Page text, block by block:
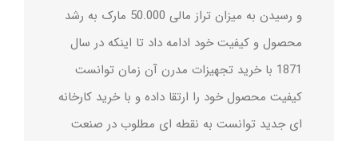
و رسیدن به میزان تراز مالی 50.000 مارک به رشد
محصول و کیفیت خود ادامه داد تا اینکه در سال
1871 با خرید تجهیزات مدرن آن زمان توانست
کیفیت محصول خود را ارتقا داده و با خرید کارخانه
ای جدید توانست به نقطه ای مطلوب در صنعت